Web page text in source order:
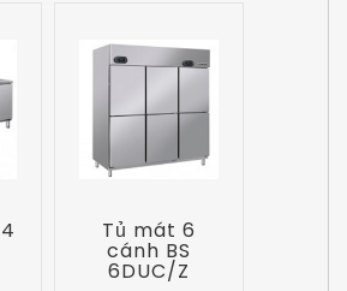
Tủ mát 6
cánh BS
6DUC/Z